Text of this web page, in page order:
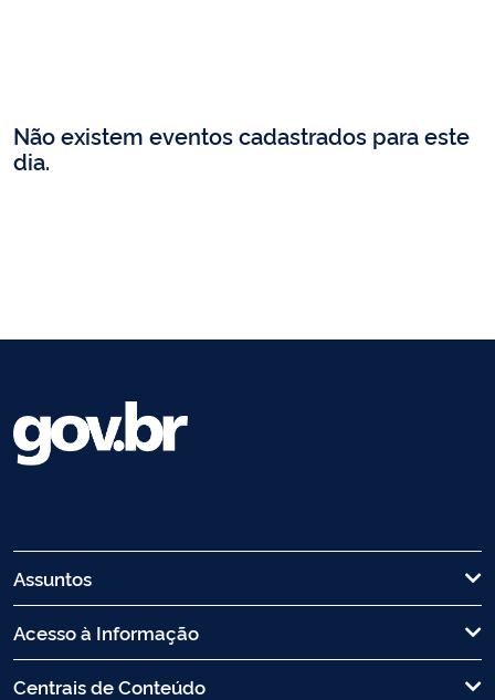
Não existem eventos cadastrados para este
dia.
Assuntos
Acesso à Informação
Centrais de Conteúdo